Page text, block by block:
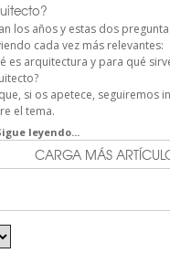
los años y estas dos
cada vez más relevantes:
es arquitectura y para qué
si os apetece, seguiremos
el tema.
leyendo...
CARGA MÁS